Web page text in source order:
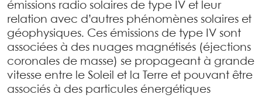
émissions radio solaires de type IV et leur
relation avec d’autres phénomènes solaires et
géophysiques. Ces émissions de type IV sont
associées à des nuages magnétisés (éjections
coronales de masse) se propageant à grande
vitesse entre le Soleil et la Terre et pouvant être
associés à des particules énergétiques